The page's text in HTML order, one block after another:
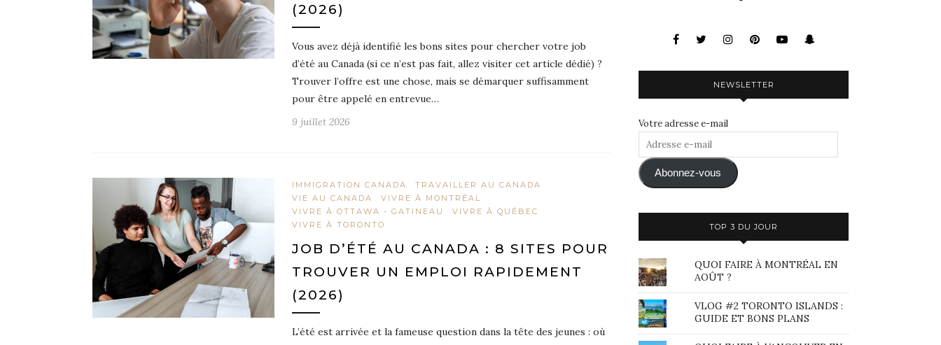
(2026)
Vous avez déjà identifié les bons sites pour chercher votre job
d’été au Canada (si ce n’est pas fait, allez visiter cet article dédié) ?
Trouver l’offre est une chose, mais se démarquer suffisamment
pour être appelé en entrevue…
9 juillet 2026
IMMIGRATION CANADA
TRAVAILLER AU CANADA
VIE AU CANADA
VIVRE À MONTRÉAL
VIVRE À OTTAWA - GATINEAU
VIVRE À QUÉBEC
VIVRE À TORONTO
JOB D’ÉTÉ AU CANADA : 8 SITES POUR
TROUVER UN EMPLOI RAPIDEMENT
(2026)
L’été est arrivée et la fameuse question dans la tête des jeunes : où
NEWSLETTER
Votre adresse e-mail
Adresse
mail Abonnez-vous
TOP 3 DU JOUR
QUOI FAIRE À MONTRÉAL EN
AOÛT ?
VLOG #2 TORONTO ISLANDS :
GUIDE ET BONS PLANS